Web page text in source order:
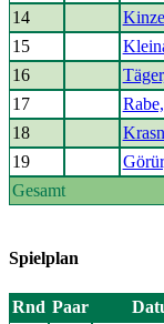
14
15
16
17
18
19
Gesamt
Spielplan
Rnd Paar